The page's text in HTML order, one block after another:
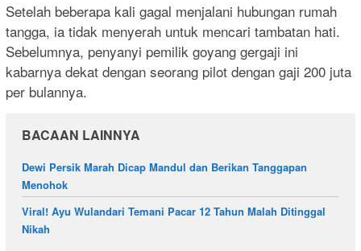
Setelah beberapa kali gagal menjalani hubungan rumah
tangga, ia tidak menyerah untuk mencari tambatan hati.
Sebelumnya, penyanyi pemilik goyang gergaji ini
kabarnya dekat dengan seorang pilot dengan gaji 200 juta
per bulannya.
BACAAN LAINNYA
Dewi Persik Marah Dicap Mandul dan Berikan Tanggapan
Menohok
Viral! Ayu Wulandari Temani Pacar 12 Tahun Malah Ditinggal
Nikah